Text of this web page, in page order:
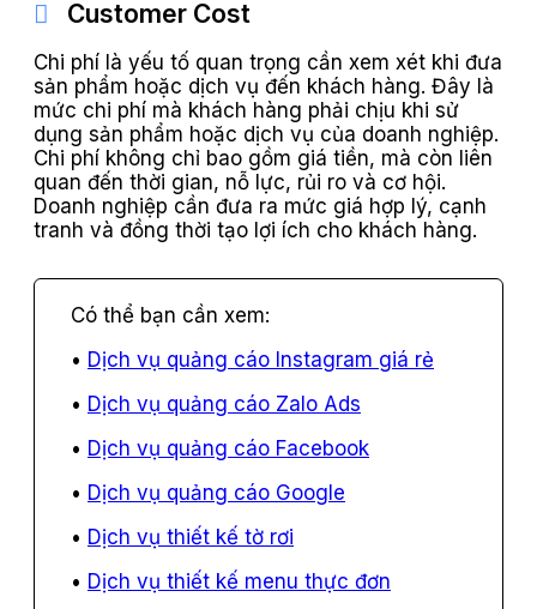
Customer Cost
Chi phí là yếu tố quan trọng cần xem xét khi đưa
sản phẩm hoặc dịch vụ đến khách hàng. Đây là
mức chi phí mà khách hàng phải chịu khi sử
dụng sản phẩm hoặc dịch vụ của doanh nghiệp.
Chi phí không chỉ bao gồm giá tiền, mà còn liên
quan đến thời gian, nỗ lực, rủi ro và cơ hội.
Doanh nghiệp cần đưa ra mức giá hợp lý, cạnh
tranh và đồng thời tạo lợi ích cho khách hàng.
Dịch vụ quảng cáo Instagram giá rẻ
Dịch vụ quảng cáo Zalo Ads
Dịch vụ quảng cáo Facebook
Dịch vụ quảng cáo Google
Dịch vụ thiết kế tờ rơi
Dịch vụ thiết kế menu thực đơn